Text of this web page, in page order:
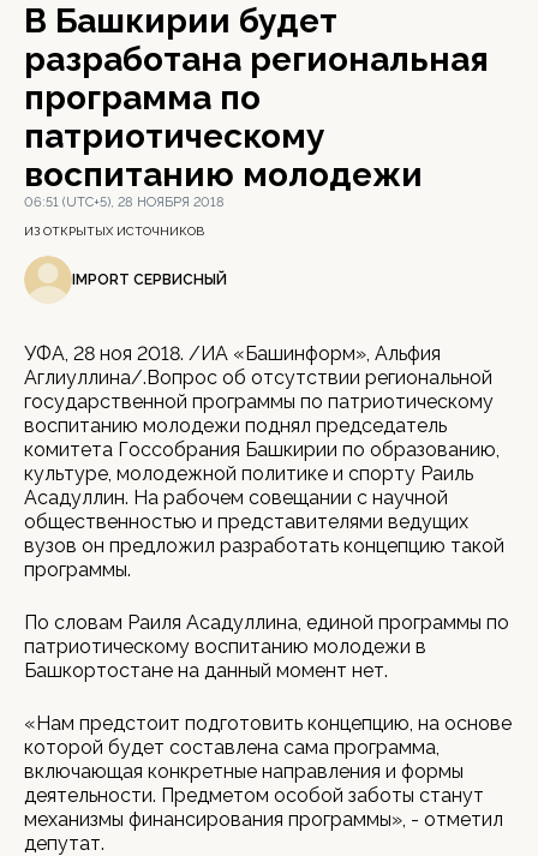
В Башкирии будет
разработана региональная
программа по
патриотическому
воспитанию молодежи
06:51 (UTC+5), 28 НОЯБРЯ 2018
ИЗ ОТКРЫТЫХ ИСТОЧНИКОВ
IMPORT СЕРВИСНЫЙ
УФА, 28 ноя 2018. /ИА «Башинформ», Альфия
Аглиуллина/.Вопрос об отсутствии региональной
государственной программы по патриотическому
воспитанию молодежи поднял председатель
комитета Госсобрания Башкирии по образованию,
культуре, молодежной политике и спорту Раиль
Асадуллин. На рабочем совещании с научной
общественностью и представителями ведущих
вузов он предложил разработать концепцию такой
программы.
По словам Раиля Асадуллина, единой программы по
патриотическому воспитанию молодежи в
Башкортостане на данный момент нет.
«Нам предстоит подготовить концепцию, на основе
которой будет составлена сама программа,
включающая конкретные направления и формы
деятельности. Предметом особой заботы станут
механизмы финансирования программы», - отметил
депутат.